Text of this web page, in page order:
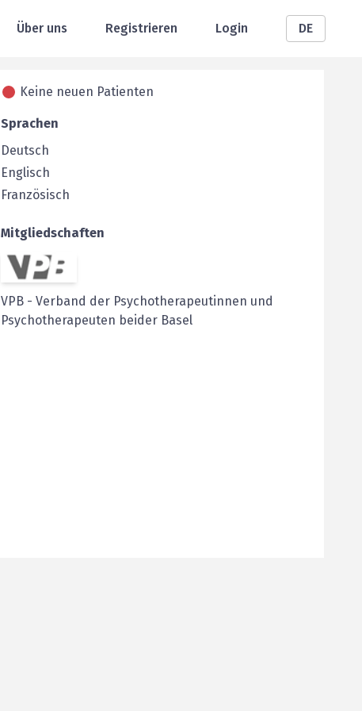
Über uns Registrieren Login DE
Keine neuen Patienten
Sprachen
Deutsch
Englisch
Französisch
Mitgliedschaften
VPB - Verband der Psychotherapeutinnen und
Psychotherapeuten beider Basel